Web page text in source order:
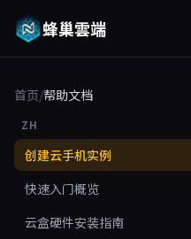
蜂巢雲端
首页/帮助文档
ZH
创建云手机实例
快速入门概览
云盒硬件安装指南